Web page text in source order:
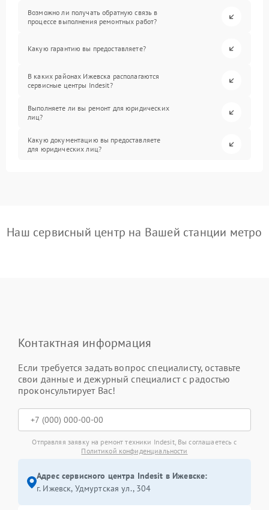
Возможно ли получать обратную связь в
процессе выполнения ремонтных работ?
Какую гарантию вы предоставляете?
В каких районах Ижевска располагаются
сервисные центры Indesit?
Выполняете ли вы ремонт для юридических
лиц?
Какую документацию вы предоставляете
для юридических лиц?
Наш сервисный центр на Вашей станции метро
Контактная информация
Если требуется задать вопрос специалисту, оставьте
свои данные и дежурный специалист с радостью
проконсультирует Вас!
Отправляя заявку на ремонт техники Indesit, Вы соглашаетесь с
Политикой конфиденциальности
Адрес сервисного центра Indesit в Ижевске:
г. Ижевск, Удмуртская ул., 304